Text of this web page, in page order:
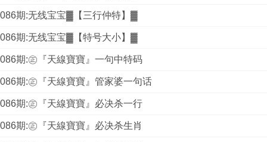
086期:无线宝宝▓【三行仲特】▓
086期:无线宝宝▓【特号大小】▓
086期:㊣『天線寶寶』一句中特码
086期:㊣『天線寶寶』管家婆一句话
086期:㊣『天線寶寶』必决杀一行
086期:㊣『天線寶寶』必决杀生肖